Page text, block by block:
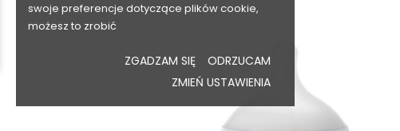
swoje preferencje dotyczące plików cookie,
możesz to zrobić
ZGADZAM SIĘ
ODRZUCAM
ZMIEŃ USTAWIENIA